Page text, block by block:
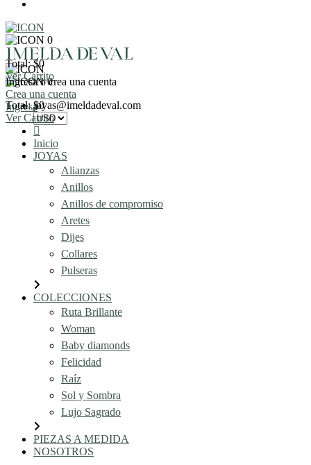
0
Total: $0
Ver Carrito
Ingresa o crea una cuenta
Crea una cuenta
Ingresa
0
Total: $0
Ver Carrito
joyas@imeldadeval.com
Inicio
JOYAS
Alianzas
Anillos
Anillos de compromiso
Aretes
Dijes
Collares
Pulseras
COLECCIONES
Ruta Brillante
Woman
Baby diamonds
Felicidad
Raíz
Sol y Sombra
Lujo Sagrado
PIEZAS A MEDIDA
NOSOTROS